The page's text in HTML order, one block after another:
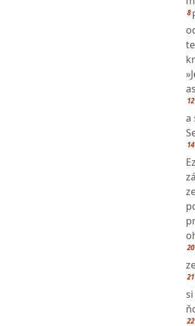
8
12
a
14
20
21
22